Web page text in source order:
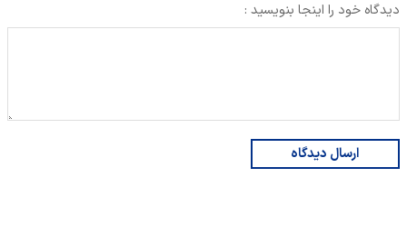
دیدگاه خود را اینجا بنویسید :
ارسال دیدگاه